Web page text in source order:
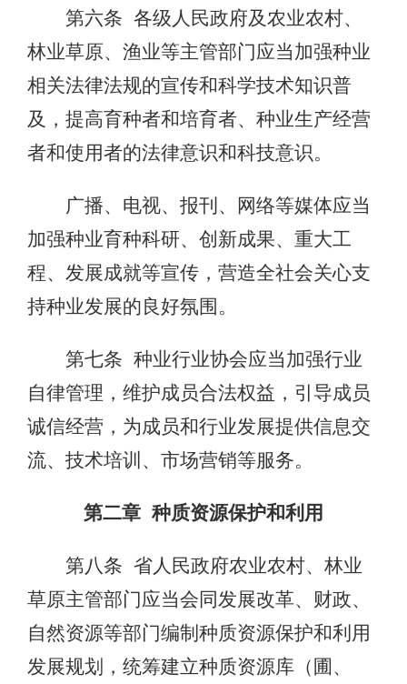
第六条 各级人民政府及农业农村、
林业草原、渔业等主管部门应当加强种业
相关法律法规的宣传和科学技术知识普
及，提高育种者和培育者、种业生产经营
者和使用者的法律意识和科技意识。
广播、电视、报刊、网络等媒体应当
加强种业育种科研、创新成果、重大工
程、发展成就等宣传，营造全社会关心支
持种业发展的良好氛围。
第七条 种业行业协会应当加强行业
自律管理，维护成员合法权益，引导成员
诚信经营，为成员和行业发展提供信息交
流、技术培训、市场营销等服务。
第二章 种质资源保护和利用
第八条 省人民政府农业农村、林业
草原主管部门应当会同发展改革、财政、
自然资源等部门编制种质资源保护和利用
发展规划，统筹建立种质资源库（圃、